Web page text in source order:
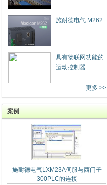
施耐德电气 M262
具有物联网功能的
运动控制器
更多 >>
案例
施耐德电气LXM23A伺服与西门子
300PLC的连接